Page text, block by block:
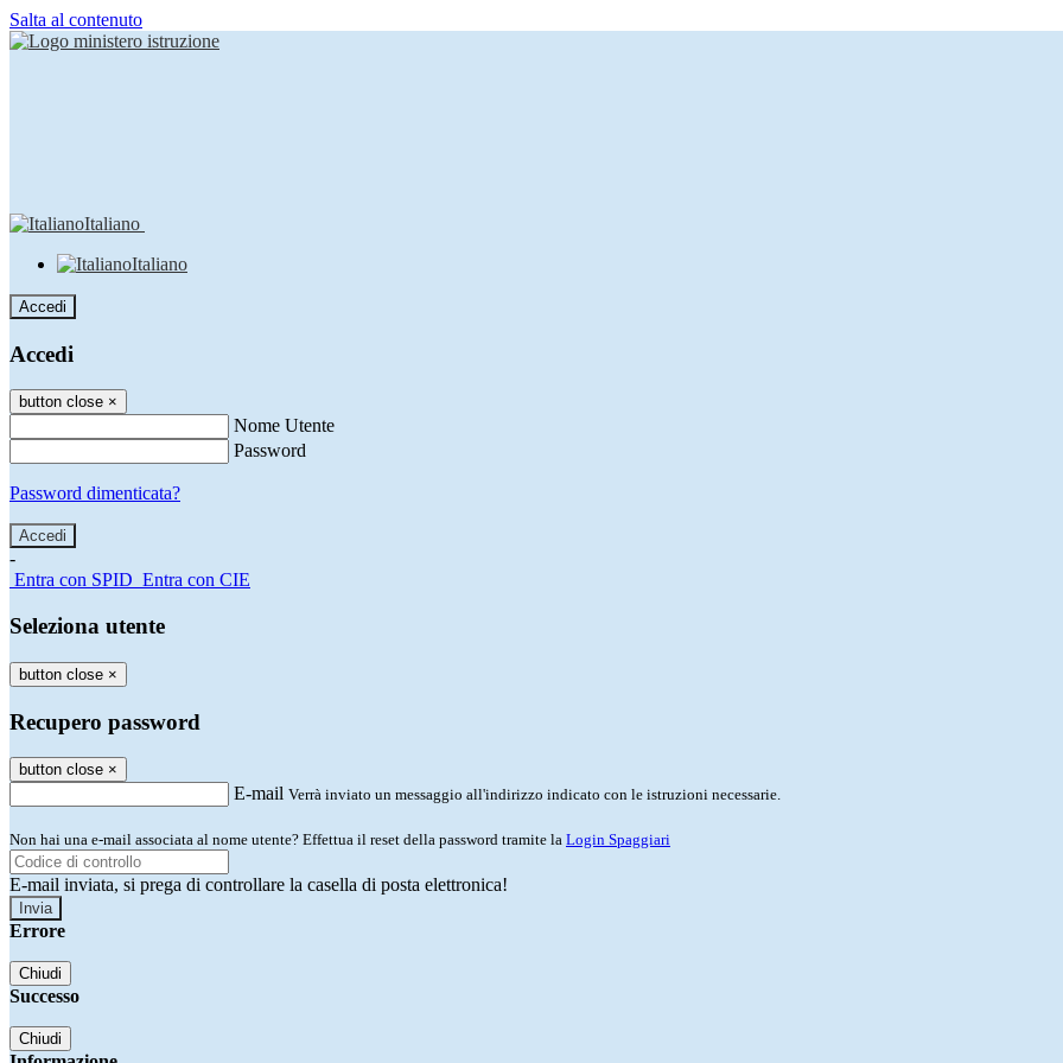
Salta al contenuto
Italiano
Italiano
Accedi
Accedi
button close ×
Nome Utente
Password
Password dimenticata?
-
Entra con SPID Entra con CIE
Seleziona utente
button close ×
Recupero password
button close ×
E-mail Verrà inviato un messaggio all'indirizzo indicato con le istruzioni necessarie.
Non hai una e-mail associata al nome utente? Effettua il reset della password tramite la Login Spaggiari
E-mail inviata, si prega di controllare la casella di posta elettronica!
Errore
Chiudi
Successo
Chiudi